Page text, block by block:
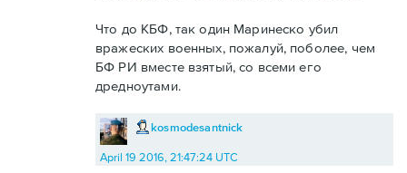
Что до КБФ, так один Маринеско убил
вражеских военных, пожалуй, поболее, чем
БФ РИ вместе взятый, со всеми его
дредноутами.
kosmodesantnick
April 19 2016, 21:47:24 UTC